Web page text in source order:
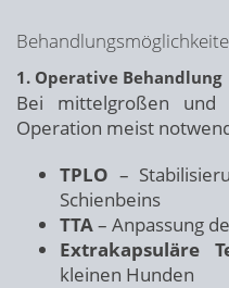
1. Operative Behandlung
Bei mittelgroßen
Operation meist
TPLO –
Schienbeins
TTA– Anpassung
Extrakapsuläre
kleinen Hunden